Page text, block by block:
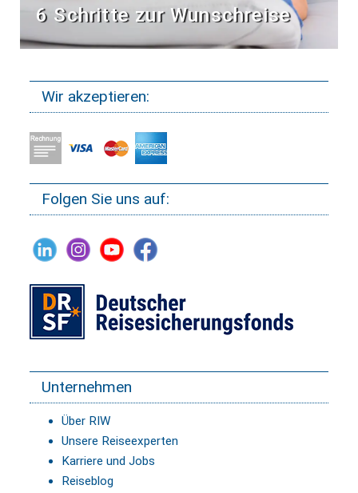
6 Schritte zur Wunschreise
Wir akzeptieren:
Folgen Sie uns auf:
Unternehmen
Über RIW
Unsere Reiseexperten
Karriere und Jobs
Reiseblog